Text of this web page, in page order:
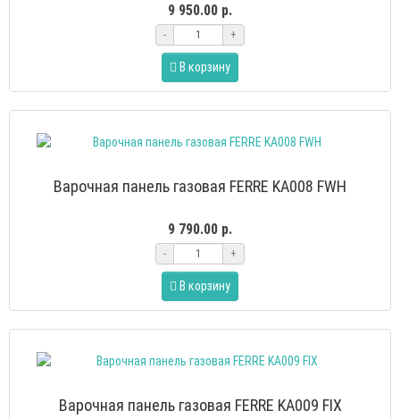
9 950.00 р.
- +
В корзину
Варочная панель газовая FERRE KA008 FWH
9 790.00 р.
- +
В корзину
Варочная панель газовая FERRE KA009 FIX